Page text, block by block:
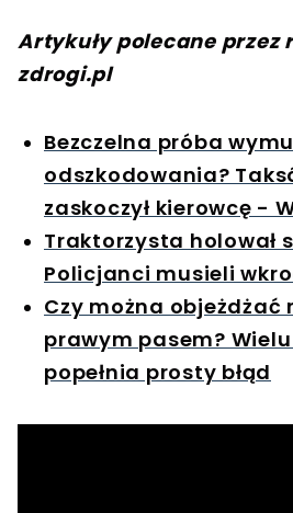
Artykuły polecane przez
zdrogi.pl
Bezczelna próba
odszkodowania?
zaskoczył kierowcę -
Traktorzysta holował
Policjanci musieli
Czy można objeżdżać
prawym pasem?
popełnia prosty błąd